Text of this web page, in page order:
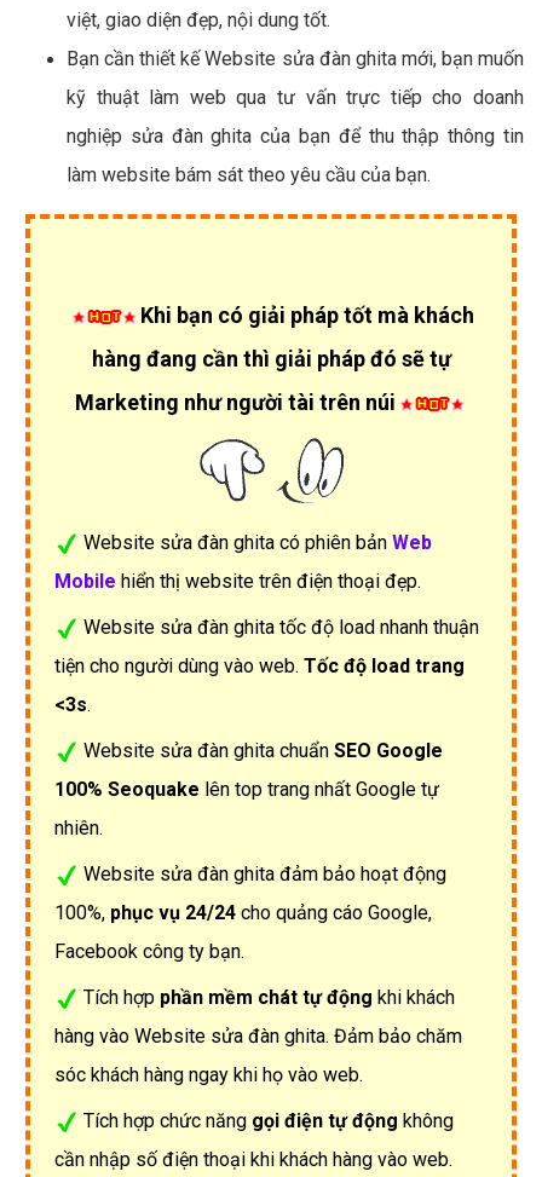
việt, giao diện đẹp, nội dung tốt.
Bạn cần thiết kế Website sửa đàn ghita mới, bạn muốn
kỹ thuật làm web qua tư vấn trực tiếp cho doanh
nghiệp sửa đàn ghita của bạn để thu thập thông tin
làm website bám sát theo yêu cầu của bạn.
Khi bạn có giải pháp tốt mà khách
hàng đang cần thì giải pháp đó sẽ tự
Marketing như người tài trên núi
Website sửa đàn ghita có phiên bản Web
Mobile hiển thị website trên điện thoại đẹp.
Website sửa đàn ghita tốc độ load nhanh thuận
tiện cho người dùng vào web. Tốc độ load trang
<3s.
Website sửa đàn ghita chuẩn SEO Google
100% Seoquake lên top trang nhất Google tự
nhiên.
Website sửa đàn ghita đảm bảo hoạt động
100%, phục vụ 24/24 cho quảng cáo Google,
Facebook công ty bạn.
Tích hợp phần mềm chát tự động khi khách
hàng vào Website sửa đàn ghita. Đảm bảo chăm
sóc khách hàng ngay khi họ vào web.
Tích hợp chức năng gọi điện tự động không
cần nhập số điện thoại khi khách hàng vào web.